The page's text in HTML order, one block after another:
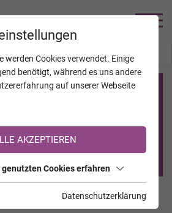
auf TrauerHilfe.it
auf TrauerHilfe.it registriert?
Registrierung <<
werden Cookies verwendet. Einige
benötigt, während es uns andere
auf unserer Webseite
AKZEPTIEREN
Cookies erfahren
Datenschutzerklärung
KALENDER VERSTORBENE